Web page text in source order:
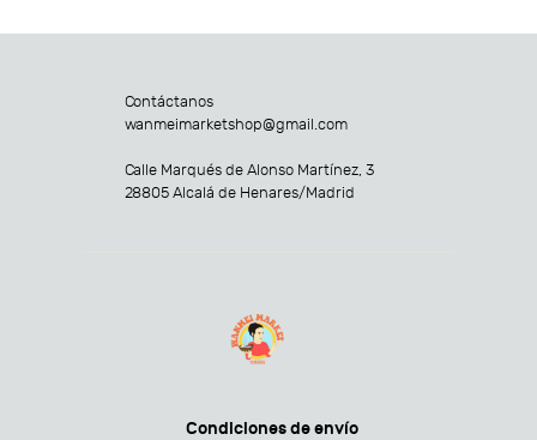
Contáctanos
wanmeimarketshop@gmail.com
Calle Marqués de Alonso Martínez, 3
28805 Alcalá de Henares/Madrid
Condiciones de envío